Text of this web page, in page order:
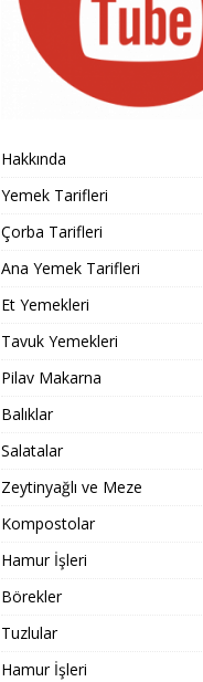
Hakkında
Yemek Tarifleri
Çorba Tarifleri
Ana Yemek Tarifleri
Et Yemekleri
Tavuk Yemekleri
Pilav Makarna
Balıklar
Salatalar
Zeytinyağlı ve Meze
Kompostolar
Hamur İşleri
Börekler
Tuzlular
Hamur İşleri